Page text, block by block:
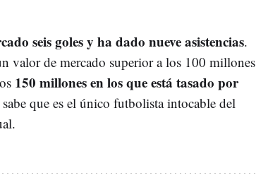
seis goles y ha dado nueve asistencias.
valor de mercado superior a los 100 millones
150 millones en los que está tasado por
que es el único futbolista intocable del